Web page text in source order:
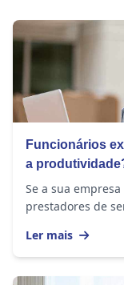
Funcionários
a
Se a sua
prestadores de
Ler mais